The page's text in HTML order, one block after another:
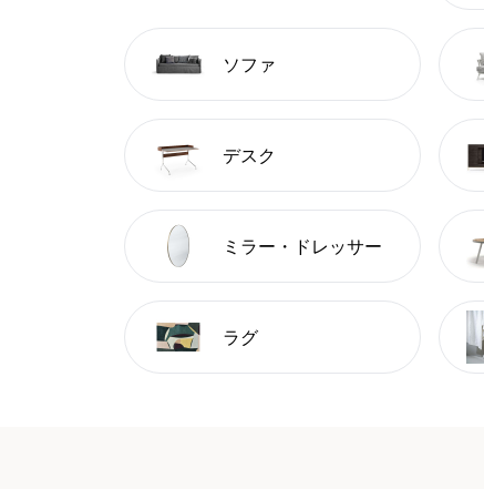
ソファ
デスク
ミラー・ドレッサー
ラグ